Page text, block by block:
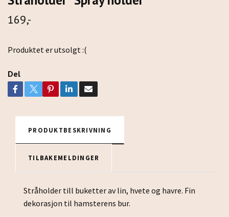
169,-
Produktet er utsolgt :(
Del
PRODUKTBESKRIVNING
TILBAKEMELDINGER
Stråholder till buketter av lin, hvete og havre. Fin
dekorasjon til hamsterens bur.